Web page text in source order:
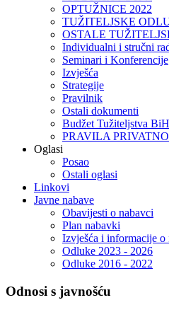
OPTUŽNICE 2022
TUŽITELJSKE
OSTALE
Individualni i stručni
Seminari i Konferencije
Izvješća
Strategije
Pravilnik
Ostali dokumenti
Budžet Tužiteljstva BiH
PRAVILA
Oglasi
Posao
Ostali oglasi
Linkovi
Javne nabave
Obavijesti o nabavci
Plan nabavki
Izvješća i informacije o
Odluke 2023 - 2026
Odluke 2016 - 2022
Odnosi s javnošću